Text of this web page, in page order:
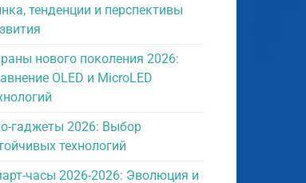
тенденции и перспективы
нового поколения 2026:
OLED и MicroLED
гаджеты 2026: Выбор
технологий
часы 2026-2026: Эволюция и